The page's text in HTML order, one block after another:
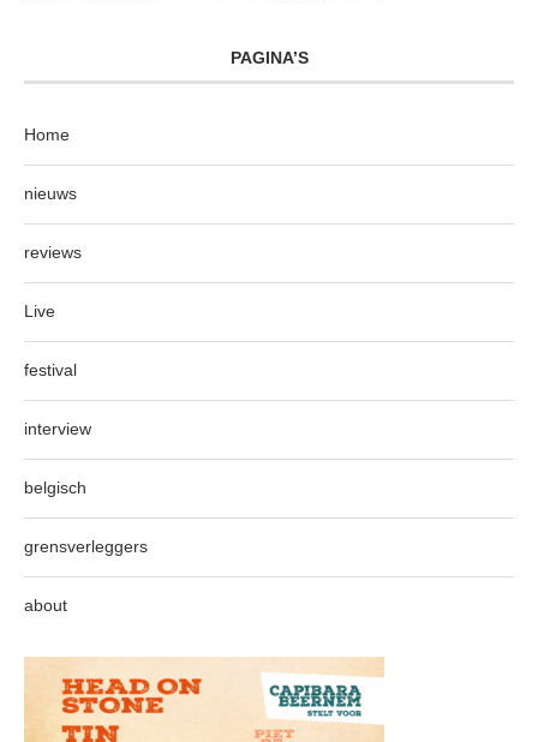
PAGINA’S
Home
nieuws
reviews
Live
festival
interview
belgisch
grensverleggers
about